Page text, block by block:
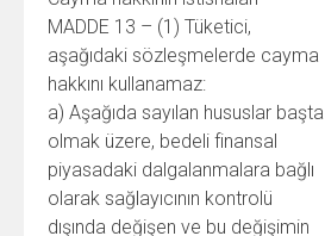
MADDE 13 – (1) Tüketici,
aşağıdaki sözleşmelerde cayma
hakkını kullanamaz:
a) Aşağıda sayılan hususlar başta
olmak üzere, bedeli finansal
piyasadaki dalgalanmalara bağlı
olarak sağlayıcının kontrolü
dışında değişen ve bu değişimin